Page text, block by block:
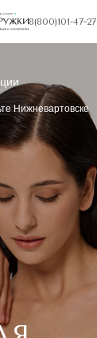
8(800)101-47-27
Нижневартовске